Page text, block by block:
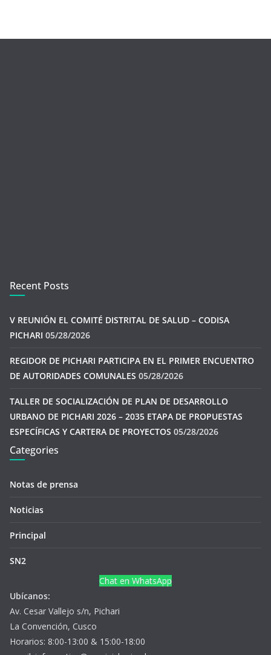
Recent Posts
V REUNIÓN EL COMITÉ DISTRITAL DE SALUD – CODISA
PICHARI 05/28/2026
REGIDOR DE PICHARI PARTICIPA EN EL PRIMER ENCUENTRO
DE AUTORIDADES COMUNALES 05/28/2026
TALLER DE SOCIALIZACIÓN DE PLAN DE DESARROLLO
URBANO DE PICHARI 2026 – 2035 ETAPA DE PROPUESTAS
ESPECÍFICAS Y CARTERA DE PROYECTOS 05/28/2026
Categories
Notas de prensa
Noticias
Principal
SN2
Chat en WhatsApp
Ubícanos:
Av. Cesar Vallejo s/n, Pichari
La Convención, Cusco
Horarios: 8:00-13:00 & 15:00-18:00